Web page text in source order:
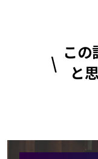
この
と